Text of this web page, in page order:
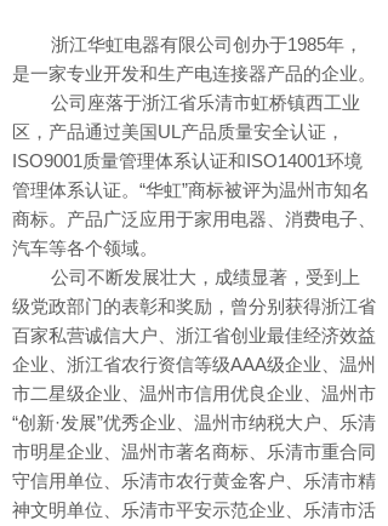
浙江华虹电器有限公司创办于1985年，
是一家专业开发和生产电连接器产品的企业。
公司座落于浙江省乐清市虹桥镇西工业
区，产品通过美国UL产品质量安全认证，
ISO9001质量管理体系认证和ISO14001环境
管理体系认证。“华虹”商标被评为温州市知名
商标。产品广泛应用于家用电器、消费电子、
汽车等各个领域。
公司不断发展壮大，成绩显著，受到上
级党政部门的表彰和奖励，曾分别获得浙江省
百家私营诚信大户、浙江省创业最佳经济效益
企业、浙江省农行资信等级AAA级企业、温州
市二星级企业、温州市信用优良企业、温州市
“创新·发展”优秀企业、温州市纳税大户、乐清
市明星企业、温州市著名商标、乐清市重合同
守信用单位、乐清市农行黄金客户、乐清市精
神文明单位、乐清市平安示范企业、乐清市活